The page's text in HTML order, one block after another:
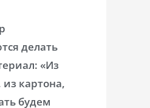
делать
«Из
картона,
будем